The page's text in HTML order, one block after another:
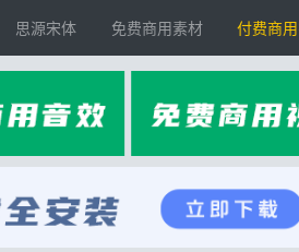
思源宋体 免费商用素材 付费商